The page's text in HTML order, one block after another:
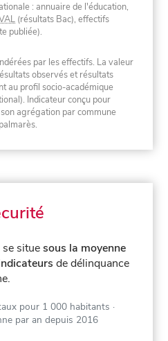
: annuaire de l'éducation,
(résultats Bac), effectifs
publiée).
par les effectifs. La valeur
observés et résultats
au profil socio-académique
Indicateur conçu pour
agrégation par commune
se situesous la moyenne
de délinquance
pour 1 000 habitants ·
par an depuis 2016